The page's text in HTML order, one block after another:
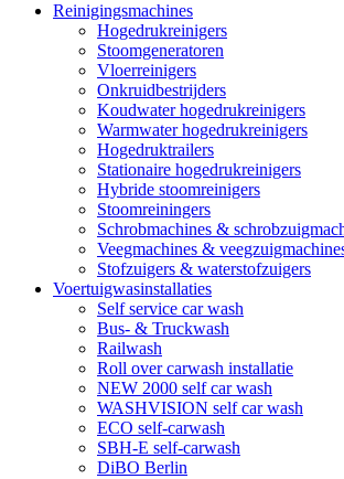
Reinigingsmachines
Hogedrukreinigers
Stoomgeneratoren
Vloerreinigers
Onkruidbestrijders
Koudwater hogedrukreinigers
Warmwater hogedrukreinigers
Hogedruktrailers
Stationaire hogedrukreinigers
Hybride stoomreinigers
Stoomreiningers
Schrobmachines &
Veegmachines &
Stofzuigers & waterstofzuigers
Voertuigwasinstallaties
Self service car wash
Bus- & Truckwash
Railwash
Roll over carwash installatie
NEW 2000 self car wash
WASHVISION self car wash
ECO self-carwash
SBH-E self-carwash
DiBO Berlin